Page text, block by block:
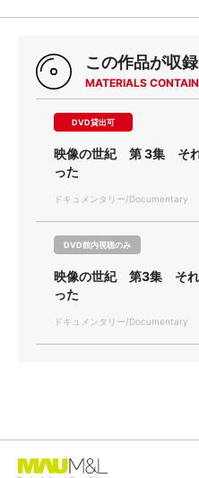
この作品が収
MATERIALS
DVD貸出可
映像の世紀 第 3集 それ
った
ドキュメンタリー/Documentary
DVD館内視聴のみ
映像の世紀 第3集 それ
った
ドキュメンタリー/Documentary